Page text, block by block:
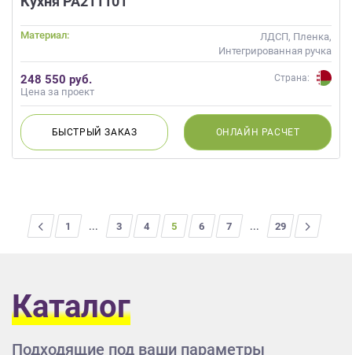
Материал:
ЛДСП, Пленка,
Интегрированная ручка
248 550 руб.
Цена за проект
Страна:
БЫСТРЫЙЗАКАЗ ОНЛАЙН РАСЧЕТ
1 ... 3 4 5 6 7 ... 29
>
Каталог
Подходящие под ваши параметры